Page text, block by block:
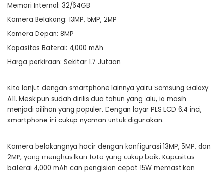
Memori Internal: 32/64GB
Kamera Belakang: 13MP, 5MP, 2MP
Kamera Depan: 8MP
Kapasitas Baterai: 4,000 mAh
Harga perkiraan: Sekitar 1,7 Jutaan
Kita lanjut dengan smartphone lainnya yaitu Samsung Galaxy
A11. Meskipun sudah dirilis dua tahun yang lalu, ia masih
menjadi pilihan yang populer. Dengan layar PLS LCD 6.4 inci,
smartphone ini cukup nyaman untuk digunakan.
Kamera belakangnya hadir dengan konfigurasi 13MP, 5MP, dan
2MP, yang menghasilkan foto yang cukup baik. Kapasitas
baterai 4,000 mAh dan pengisian cepat 15W memastikan